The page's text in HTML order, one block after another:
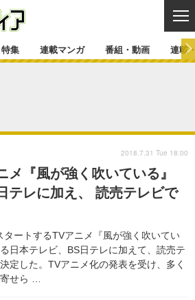
マンガ
イベント
新帝スタ
カバー
連載一覧
ラジオ
せ
特集 連載マンガ 番組・動画 連載
メ『風が強く吹いている』
テレに加え、 読売テレビで
ートするTVアニメ『風が強く吹いてい
日本テレビ、BS日テレに加えて、読売テ
定した。TVアニメ化の発表を受け、多く
せら …
2018.7.31 Tue 18:00